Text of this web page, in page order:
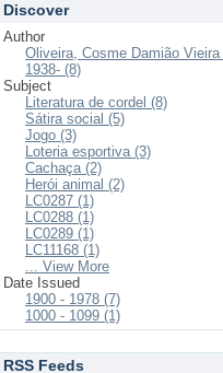
Discover
Author
Oliveira, Cosme Damião Vieira
1938- (8)
Subject
Literatura de cordel (8)
Sátira social (5)
Jogo (3)
Loteria esportiva (3)
Cachaça (2)
Herói animal (2)
LC0287 (1)
LC0288 (1)
LC0289 (1)
LC11168 (1)
... View More
Date Issued
1900 - 1978 (7)
1000 - 1099 (1)
RSS Feeds